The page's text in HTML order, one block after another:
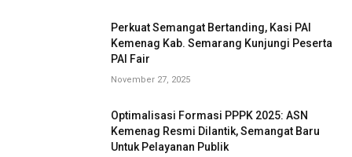
Perkuat Semangat Bertanding, Kasi PAI
Kemenag Kab. Semarang Kunjungi Peserta
PAI Fair
November 27, 2025
Optimalisasi Formasi PPPK 2025: ASN
Kemenag Resmi Dilantik, Semangat Baru
Untuk Pelayanan Publik